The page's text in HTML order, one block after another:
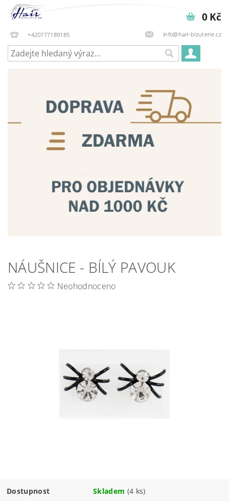
+420777189185 info@hair-bizuterie.cz
0 Kč
NÁUŠNICE - BÍLÝ PAVOUK
Neohodnoceno
Dostupnost Skladem (4 ks)